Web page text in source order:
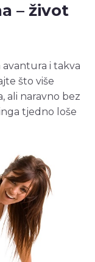
– život
avantura i takva
što više
ali naravno bez
tjedno loše